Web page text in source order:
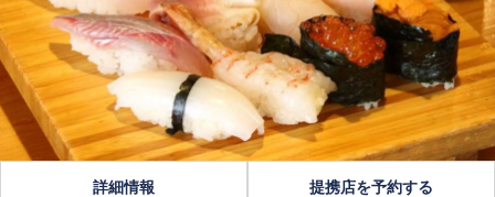
詳細情報 提携店を予約する